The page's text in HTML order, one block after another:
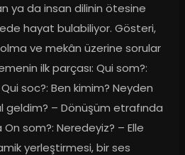
ya da insan dilinin ötesine
hayat bulabiliyor. Gösteri,
ve mekân üzerine sorular
ilk parçası: Qui som?:
soc?: Ben kimim? Neyden
geldim? – Dönüşüm etrafında
som?: Neredeyiz? – Elle
yerleştirmesi, bir ses